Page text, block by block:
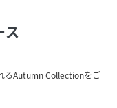
ス
るAutumn Collectionをご